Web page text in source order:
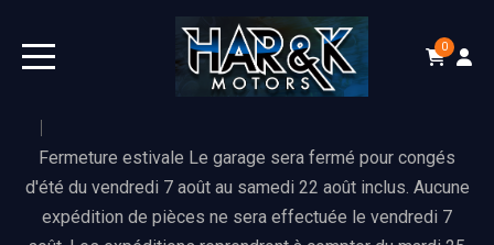
0
Fermeture estivale Le garage sera fermé pour congés
d'été du vendredi 7 août au samedi 22 août inclus. Aucune
expédition de pièces ne sera effectuée le vendredi 7